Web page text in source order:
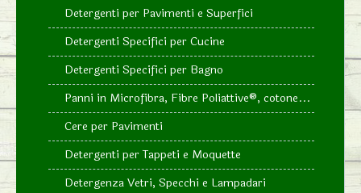
Detergenti per Pavimenti e Superfici
Detergenti Specifici per Cucine
Detergenti Specifici per Bagno
Panni in Microfibra, Fibre Poliattive®, cotone...
Cere per Pavimenti
Detergenti per Tappeti e Moquette
Detergenza Vetri, Specchi e Lampadari